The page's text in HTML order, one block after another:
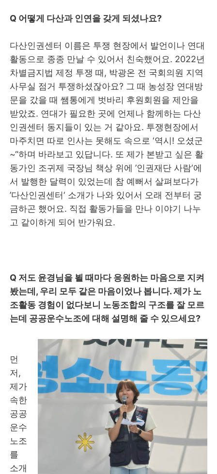
Q 어떻게 다산과 인연을 갖게 되셨나요?
다산인권센터 이름은 투쟁 현장에서 발언이나 연대
활동으로 종종 만날 수 있어서 친숙했어요. 2022년
차별금지법 제정 투쟁 때, 박광온 전 국회의원 지역
사무실 점거 투쟁하셨잖아요? 그 때 농성장 연대방
문을 갔을 때 쌤통에게 벗바리 후원회원을 제안을
받았죠. 연대가 필요한 곳에 언제나 함께하는 다산
인권센터 동지들이 있는 거 같아요. 투쟁현장에서
마주치면 따로 인사는 못해도 속으로 ‘역시! 오셨군
~“하며 바라보고 있답니다. 또 제가 본받고 싶은 활
동가인 조귀제 국장님 책상 위에 ’인권재단 사람‘에
서 발행한 달력이 있었는데 참 예뻐서 살펴보다가
’다산인권센터‘ 소개가 나와 있어서 오래 전부터 궁
금하곤 했어요. 직접 활동가들을 만나 이야기 나누
고 같이하게 되어 반가워요.
Q 저도 윤경님을 뵐 때마다 응원하는 마음으로 지켜
봤는데, 우리 모두 같은 마음이었나 봅니다.제가 노
조활동 경험이 없다보니 노동조합의 구조를 잘 모르
는데 공공운수노조에 대해 설명해 줄 수 있으세요?
먼
저,
제가
속한
공공
운수
노조
를
소개